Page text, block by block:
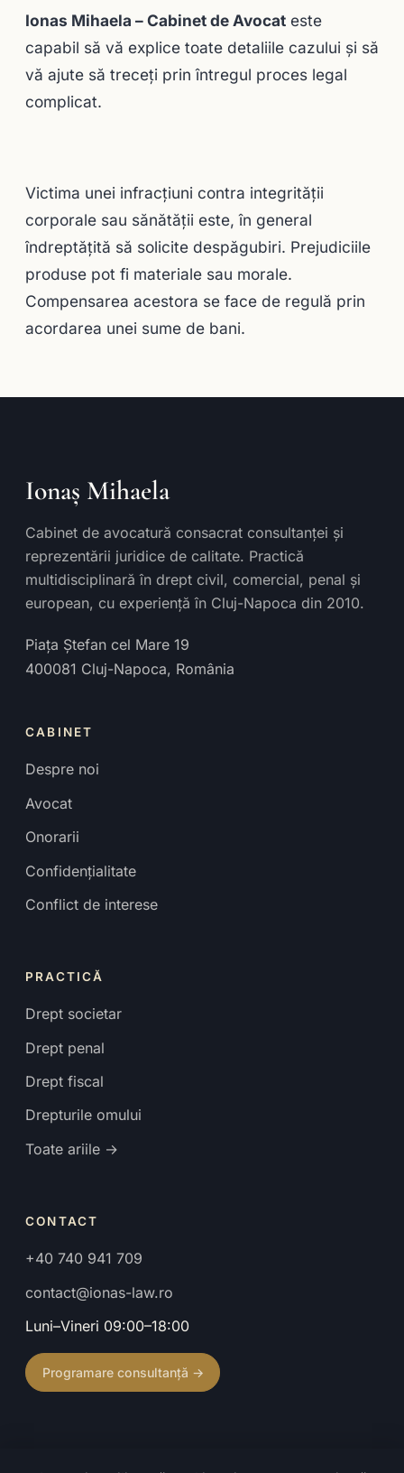
Ionas Mihaela – Cabinet de Avocat este
capabil să vă explice toate detaliile cazului şi să
vă ajute să treceţi prin întregul proces legal
complicat.
Victima unei infracţiuni contra integrităţii
corporale sau sănătăţii este, în general
îndreptăţită să solicite despăgubiri. Prejudiciile
produse pot fi materiale sau morale.
Compensarea acestora se face de regulă prin
acordarea unei sume de bani.
Ionaș Mihaela
Cabinet de avocatură consacrat consultanței și
reprezentării juridice de calitate. Practică
multidisciplinară în drept civil, comercial, penal și
european, cu experiență în Cluj-Napoca din 2010.
Piața Ștefan cel Mare 19
400081 Cluj-Napoca, România
CABINET
Despre noi
Avocat
Onorarii
Confidențialitate
Conflict de interese
PRACTICĂ
Drept societar
Drept penal
Drept fiscal
Drepturile omului
Toate ariile →
CONTACT
+40 740 941 709
contact@ionas-law.ro
Luni–Vineri 09:00–18:00
Programare consultanță →